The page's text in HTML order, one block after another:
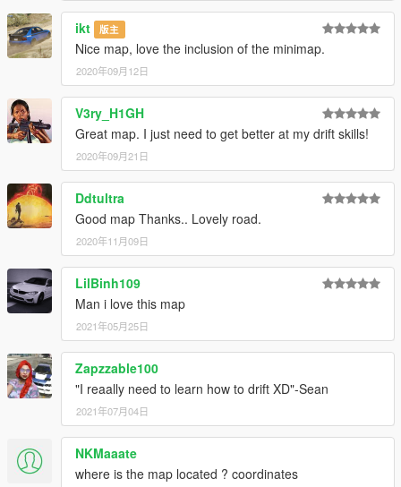
ikt 版主
Nice map, love the inclusion of the minimap.
2020年09月12日
V3ry_H1GH
Great map. I just need to get better at my drift skills!
2020年09月21日
Ddtultra
Good map Thanks.. Lovely road.
2020年11月09日
LilBinh109
Man i love this map
2021年05月25日
Zapzzable100
"I reaally need to learn how to drift XD"-Sean
2021年07月04日
NKMaaate
where is the map located ? coordinates